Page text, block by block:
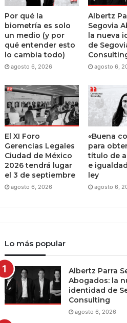
Por qué la
biometría es solo
un medio (y por
qué entender esto
lo cambia todo)
agosto 6, 2026
Albertz
Segovia
la nueva
de
agosto 6,
El XI Foro
Gerencias Legales
Ciudad de México
2026 tendrá lugar
el 3 de septiembre
agosto 6, 2026
«Buena
para
título de
e
ley
agosto 6,
Lo más popular
Albertz Parra
Abogados: la
identidad de
Consulting
agosto 6, 2026